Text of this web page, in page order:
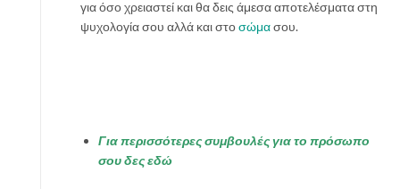
για όσο χρειαστεί και θα δεις άμεσα αποτελέσματα στη
ψυχολογία σου αλλά και στοσώμασου.
Για περισσότερες συμβουλές για το πρόσωπο
σου δες εδώ